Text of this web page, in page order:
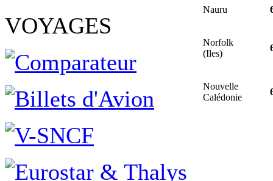
VOYAGES
Nauru
Norfolk
(Iles)
Nouvelle
Calédonie